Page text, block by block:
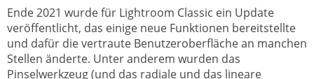
Ende 2021 wurde für Lightroom Classic ein Update
veröffentlicht, das einige neue Funktionen bereitstellte
und dafür die vertraute Benutzeroberfläche an manchen
Stellen änderte. Unter anderem wurden das
Pinselwerkzeug (und das radiale und das lineare